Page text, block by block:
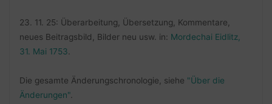
23. 11. 25: Überarbeitung, Übersetzung, Kommentare,
neues Beitragsbild, Bilder neu usw. in: Mordechai Eidlitz,
31. Mai 1753
Die gesamte Änderungschronologie, siehe "Über die
Änderungen".